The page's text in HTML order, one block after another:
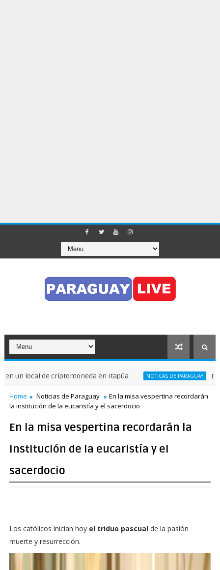
en Itapúa NOTICAS DE PARAGUAY Desmantelan red de
Home Noticias de Paraguay
En la misa vespertina recordarán
la institución de la eucaristía y el sacerdocio
En la misa vespertina recordarán la
institución de la eucaristía y el
sacerdocio
Los católicos inician hoy el triduo pascualde la pasión
muerte y resurrección.